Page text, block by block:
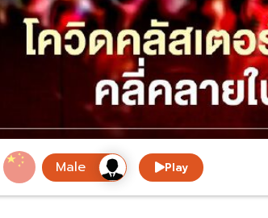
Play